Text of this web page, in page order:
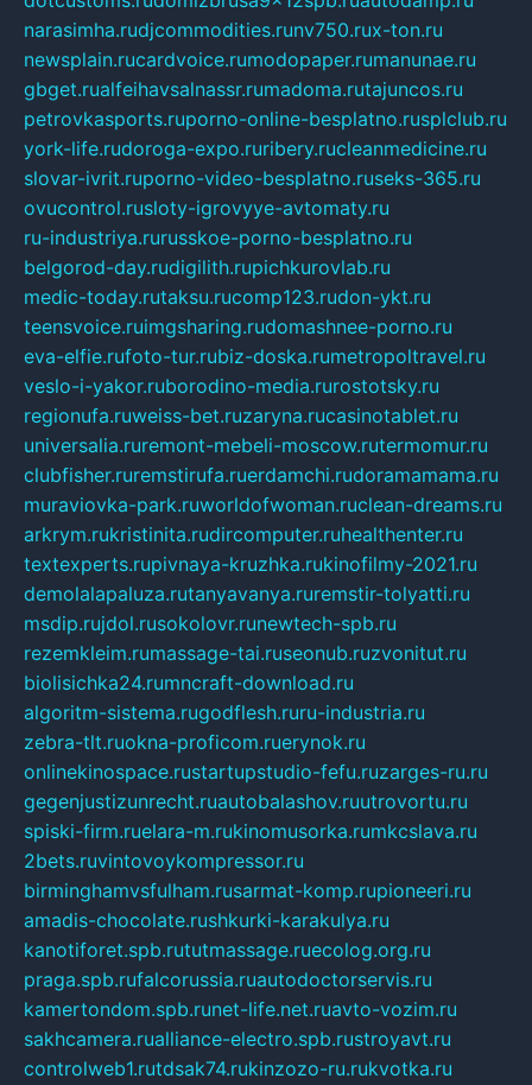
narasimha.rudjcommodities.runv750.rux-ton.ru
newsplain.rucardvoice.rumodopaper.rumanunae.ru
gbget.rualfeihavsalnassr.rumadoma.rutajuncos.ru
petrovkasports.ruporno-online-besplatno.rusplclub.ru
york-life.rudoroga-expo.ruribery.rucleanmedicine.ru
slovar-ivrit.ruporno-video-besplatno.ruseks-365.ru
ovucontrol.rusloty-igrovyye-avtomaty.ru
ru-industriya.rurusskoe-porno-besplatno.ru
belgorod-day.rudigilith.rupichkurovlab.ru
medic-today.rutaksu.rucomp123.rudon-ykt.ru
teensvoice.ruimgsharing.rudomashnee-porno.ru
eva-elfie.rufoto-tur.rubiz-doska.rumetropoltravel.ru
veslo-i-yakor.ruborodino-media.rurostotsky.ru
regionufa.ruweiss-bet.ruzaryna.rucasinotablet.ru
universalia.ruremont-mebeli-moscow.rutermomur.ru
clubfisher.ruremstirufa.ruerdamchi.rudoramamama.ru
muraviovka-park.ruworldofwoman.ruclean-dreams.ru
arkrym.rukristinita.rudircomputer.ruhealthenter.ru
textexperts.rupivnaya-kruzhka.rukinofilmy-2021.ru
demolalapaluza.rutanyavanya.ruremstir-tolyatti.ru
msdip.rujdol.rusokolovr.runewtech-spb.ru
rezemkleim.rumassage-tai.ruseonub.ruzvonitut.ru
biolisichka24.rumncraft-download.ru
algoritm-sistema.rugodflesh.ruru-industria.ru
zebra-tlt.ruokna-proficom.ruerynok.ru
onlinekinospace.rustartupstudio-fefu.ruzarges-ru.ru
gegenjustizunrecht.ruautobalashov.ruutrovortu.ru
spiski-firm.ruelara-m.rukinomusorka.rumkcslava.ru
2bets.ruvintovoykompressor.ru
birminghamvsfulham.rusarmat-komp.rupioneeri.ru
amadis-chocolate.rushkurki-karakulya.ru
kanotiforet.spb.rututmassage.ruecolog.org.ru
praga.spb.rufalcorussia.ruautodoctorservis.ru
kamertondom.spb.runet-life.net.ruavto-vozim.ru
sakhcamera.rualliance-electro.spb.rustroyavt.ru
controlweb1.rutdsak74.rukinzozo-ru.rukvotka.ru